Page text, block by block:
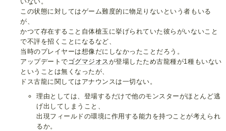
この状態に対してはゲーム難度的に物足りないという者もいる
が、
かつて存在すること自体槍玉に挙げられていた彼らがいないこと
で不評を招くことになるなど、
当時のプレイヤーは想像だにしなかったことだろう。
アップデートでゴグマジオスが登場したため古龍種が1種もいない
ということは無くなったが、
ドス古龍に関してはアナウンスは一切ない。
理由としては、登場するだけで他のモンスターがほとんど逃
げ出してしまうこと、
出現フィールドの環境に作用する能力を持つことが考えられ
るか。